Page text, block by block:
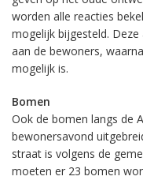
worden alle reacties
mogelijk bijgesteld.
aan de bewoners,
mogelijk is.
Bomen
Ook de bomen langs de
bewonersavond
straat is volgens de
moeten er 23 bomen